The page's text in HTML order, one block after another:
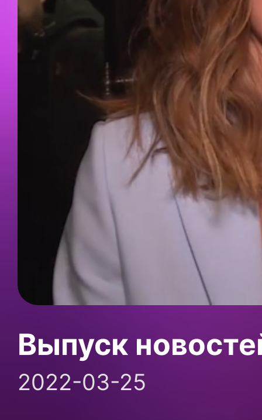
Выпуск
2022-03-25